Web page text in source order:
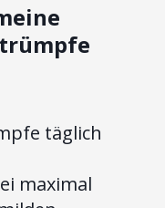
täglich
maximal